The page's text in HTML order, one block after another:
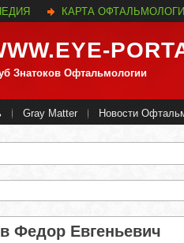
КАРТА
Знатоков Офтальмологии
Gray Matter Новости
Федор Евгеньевич